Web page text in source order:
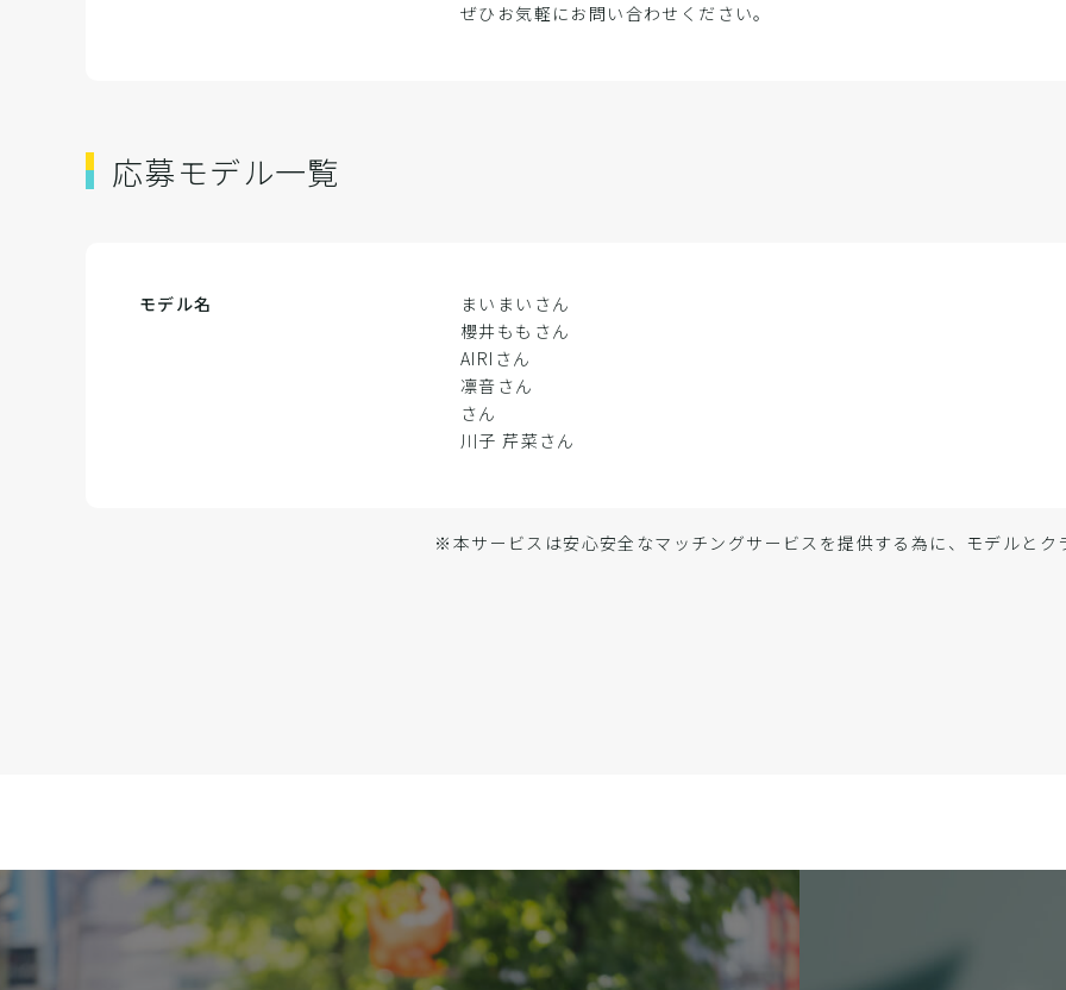
ぜひお気軽にお問い合わせください。
応募モデル一覧
モデル名
まいまいさん
櫻井ももさん
AIRIさん
凛音さん
さん
川子 芹菜さん
※本サービスは安心安全なマッチングサービスを提供する為に、モデルと